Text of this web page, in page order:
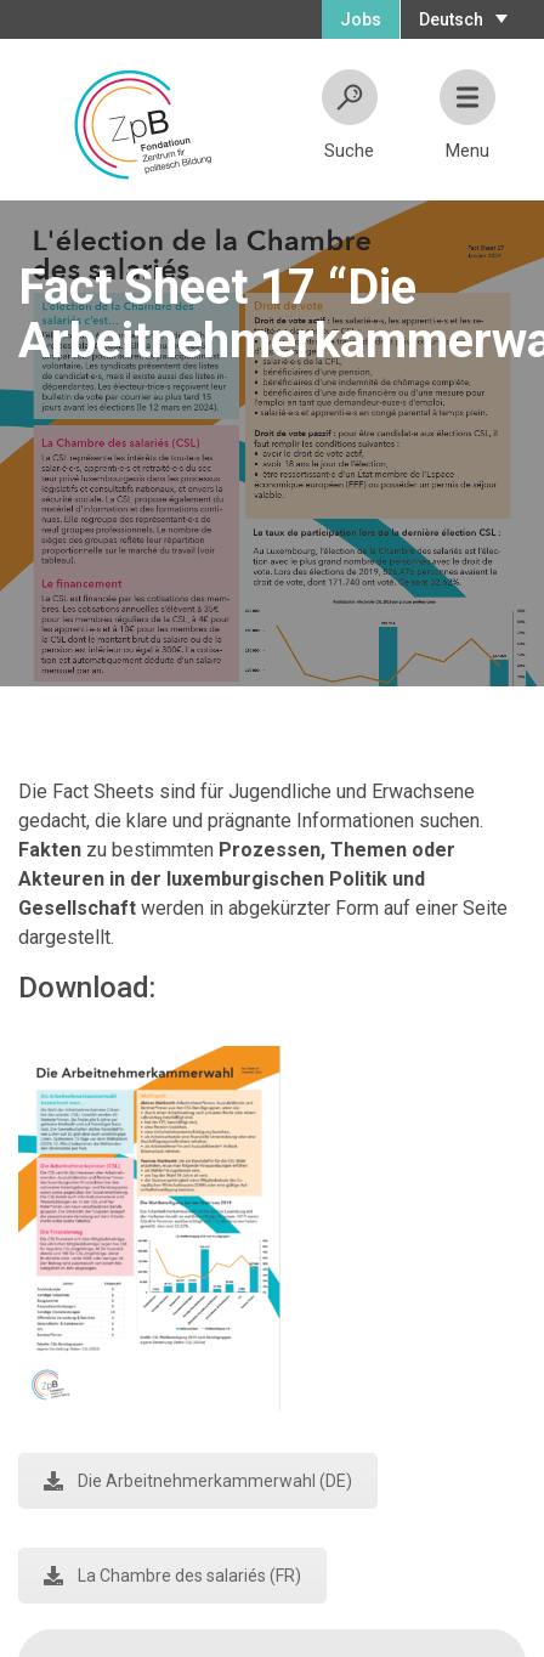
Deutsch
Jobs
Suche Menu
Fact Sheet 17 “Die
Die Fact Sheets sind für Jugendliche und Erwachsene
gedacht, die klare und prägnante Informationen suchen.
Fakten zu bestimmten Prozessen, Themen oder
Akteuren in der luxemburgischen Politik und
Gesellschaft werden in abgekürzter Form auf einer Seite
dargestellt.
Download:
Die Arbeitnehmerkammerwahl (DE)
La Chambre des salariés (FR)